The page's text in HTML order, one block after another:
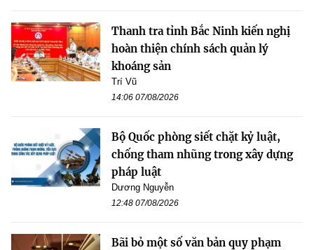
Thanh tra tỉnh Bắc Ninh kiến nghị
hoàn thiện chính sách quản lý
khoáng sản
Trí Vũ
14:06 07/08/2026
Bộ Quốc phòng siết chặt kỷ luật,
chống tham nhũng trong xây dựng
pháp luật
Dương Nguyễn
12:48 07/08/2026
Bãi bỏ một số văn bản quy phạm